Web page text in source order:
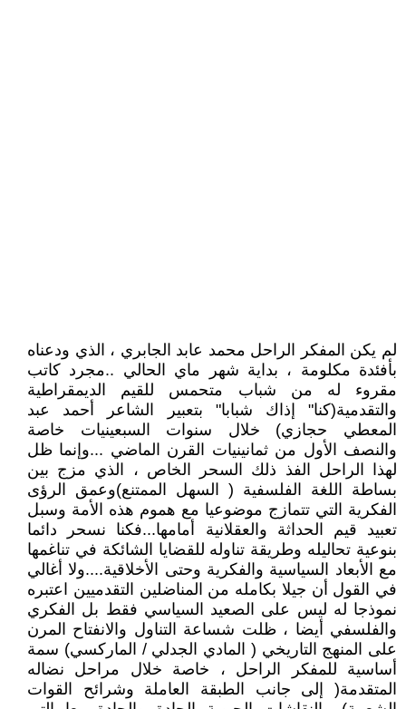
لم يكن المفكر الراحل محمد عابد الجابري ، الذي ودعناه
بأفئدة مكلومة ، بداية شهر ماي الحالي ..مجرد كاتب
مقروء له من شباب متحمس للقيم الديمقراطية
والتقدمية(كنا" إذاك شبابا" بتعبير الشاعر أحمد عبد
المعطي حجازي) خلال سنوات السبعينيات خاصة
والنصف الأول من ثمانينيات القرن الماضي ...وإنما ظل
لهذا الراحل الفذ ذلك السحر الخاص ، الذي مزج بين
بساطة اللغة الفلسفية ( السهل الممتنع)وعمق الرؤى
الفكرية التي تتمازج موضوعيا مع هموم هذه الأمة وسبل
تعبيد قيم الحداثة والعقلانية أمامها...فكنا نسحر دائما
بنوعية تحاليله وطريقة تناوله للقضايا الشائكة في تناغمها
مع الأبعاد السياسية والفكرية وحتى الأخلاقية....ولا أغالي
في القول أن جيلا بكامله من المناضلين التقدميين اعتبره
نموذجا له ليس على الصعيد السياسي فقط بل الفكري
والفلسفي أيضا ، ظلت شساعة التناول والانفتاح المرن
على المنهج التاريخي ( المادي الجدلي / الماركسي) سمة
أساسية للمفكر الراحل ، خاصة خلال مراحل نضاله
المتقدمة( إلى جانب الطبقة العاملة وشرائح القوات